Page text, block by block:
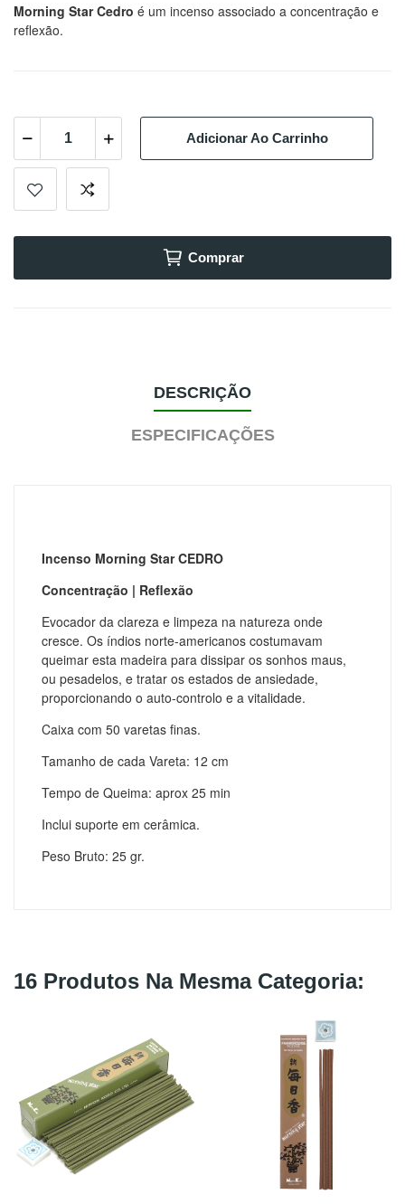
Morning Star Cedro é um incenso associado a concentração e
reflexão.
Adicionar Ao Carrinho
Comprar
DESCRIÇÃO
ESPECIFICAÇÕES
Incenso Morning Star CEDRO
Concentração | Reflexão
Evocador da clareza e limpeza na natureza onde
cresce. Os índios norte-americanos costumavam
queimar esta madeira para dissipar os sonhos maus,
ou pesadelos, e tratar os estados de ansiedade,
proporcionando o auto-controlo e a vitalidade.
Caixa com 50 varetas finas.
Tamanho de cada Vareta: 12 cm
Tempo de Queima: aprox 25 min
Inclui suporte em cerâmica.
Peso Bruto: 25 gr.
16 Produtos Na Mesma Categoria: